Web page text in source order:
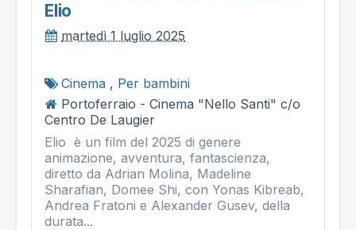
Elio
martedì 1 luglio 2025
Cinema , Per bambini
Portoferraio - Cinema "Nello Santi" c/o
Centro De Laugier
Elio è un film del 2025 di genere
animazione, avventura, fantascienza,
diretto da Adrian Molina, Madeline
Sharafian, Domee Shi, con Yonas Kibreab,
Andrea Fratoni e Alexander Gusev, della
durata...